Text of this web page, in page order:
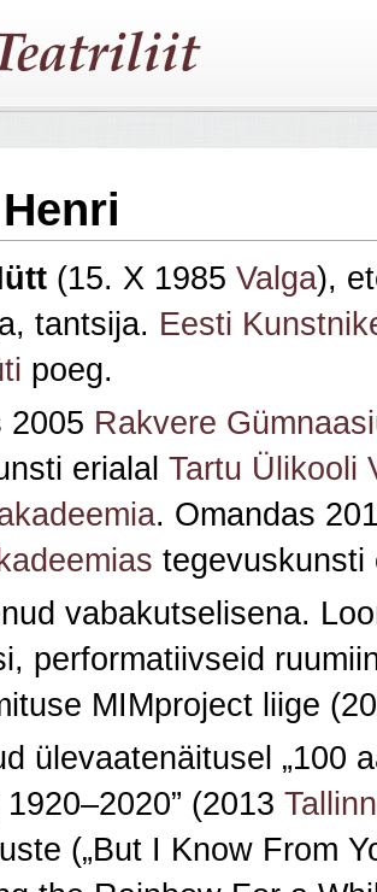
(15. X 1985 Valga),
tantsija. Eesti
poeg.
2005 Rakvere
erialal Tartu Ülikooli
. Omandas
tegevuskunsti
vabakutselisena.
performatiivseid
MIMproject liige
ülevaatenäitusel „100
1920–2020” (2013
(„But I Know From